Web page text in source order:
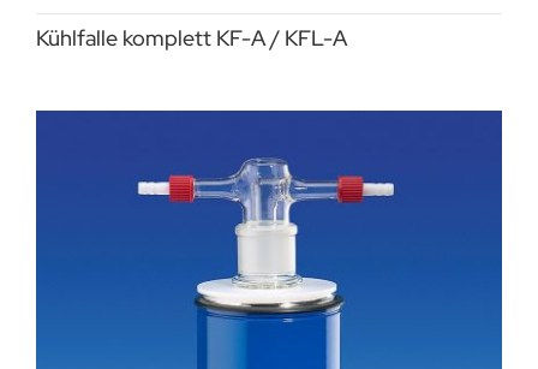
Kühlfalle komplett KF-A / KFL-A